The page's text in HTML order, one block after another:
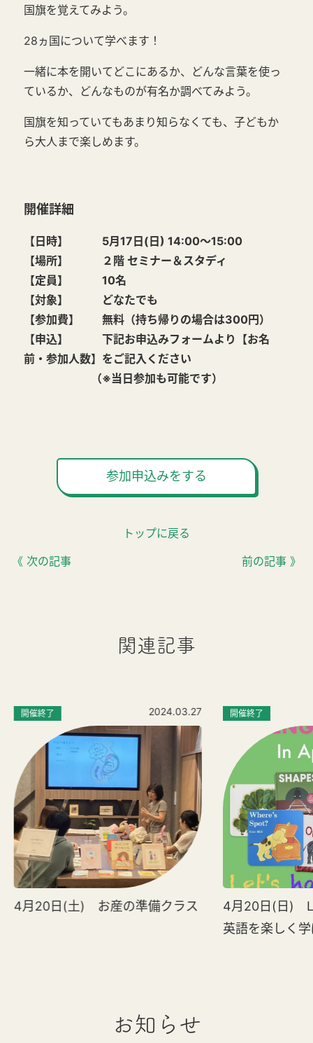
国旗を覚えてみよう。
28ヵ国について学べます！
一緒に本を開いてどこにあるか、どんな言葉を使っ
ているか、どんなものが有名か調べてみよう。
国旗を知っていてもあまり知らなくても、子どもか
ら大人まで楽しめます。
開催詳細
【日時】 5月17日(日) 14:00～15:00
【場所】 ２階 セミナー＆スタディ
【定員】 10名
【対象】 どなたでも
【参加費】 無料（持ち帰りの場合は300円）
【申込】 下記お申込みフォームより【お名
前・参加人数】をご記入ください
（※当日参加も可能です）
参加申込みをする
《 次の記事
トップに戻る
前の記事 》
関連記事
開催終了 2024.03.27
4月20日(土) お産の準備クラス
開催終了
4月20日(日)
英語を楽しく
お知らせ